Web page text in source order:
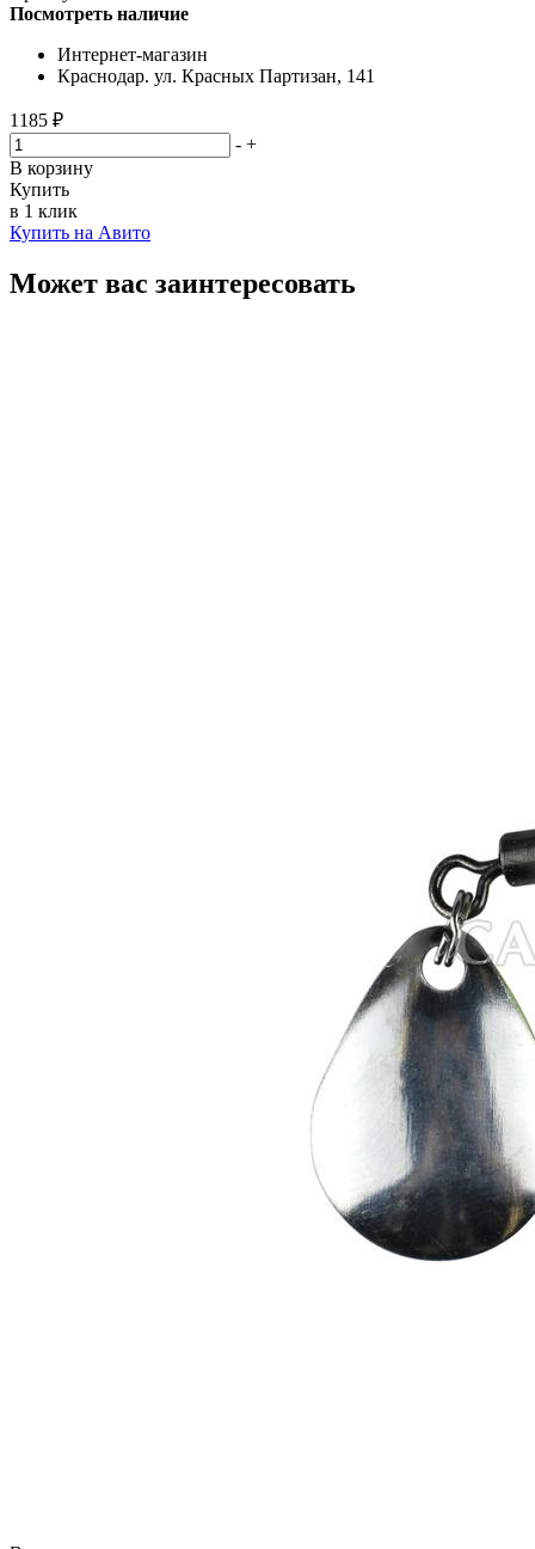
Посмотреть наличие
Интернет-магазин
Краснодар. ул. Красных Партизан, 141
1185 ₽
- +
В корзину
Купить
в 1 клик
Купить на Авито
Может вас заинтересовать